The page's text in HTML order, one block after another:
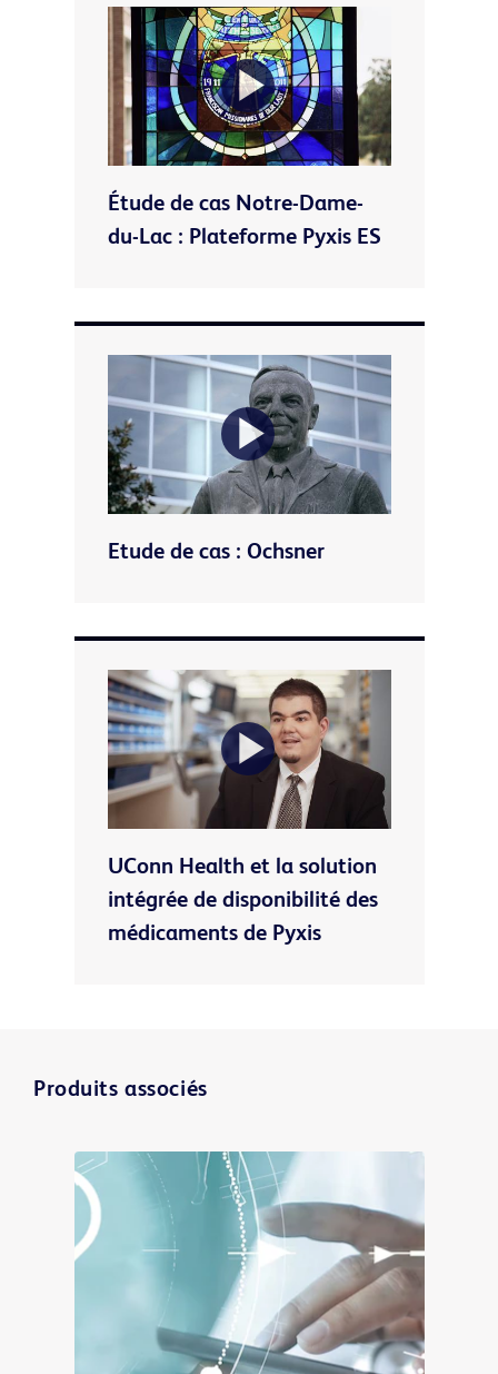
Play
Video
Étude de cas Notre-Dame-
du-Lac : Plateforme Pyxis ES
Play
Etude de cas : Ochsner
Play
Video
UConn Health et la solution
intégrée de disponibilité des
médicaments de Pyxis
Produits associés